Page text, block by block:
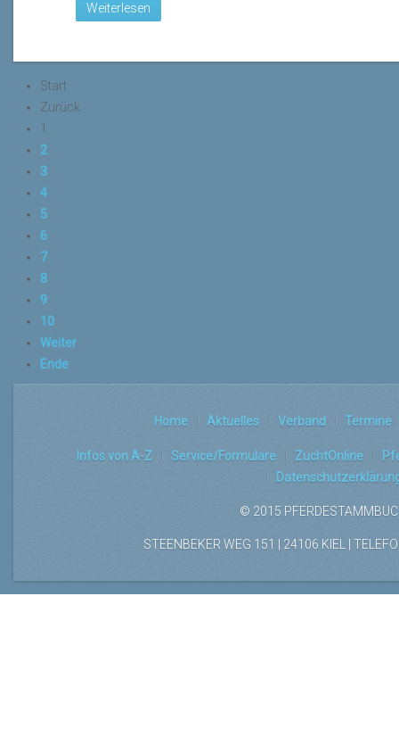
Weiterlesen
Start
Zurück
1
2
3
4
5
6
7
8
9
10
Weiter
Ende
Home Aktuelles Verband Termine
Infos von A-Z Service/Formulare ZuchtOnline
© 2015
STEENBEKER WEG 151 | 24106 KIEL |